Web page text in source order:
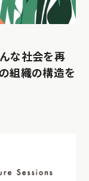
な社会を再
組織の構造を